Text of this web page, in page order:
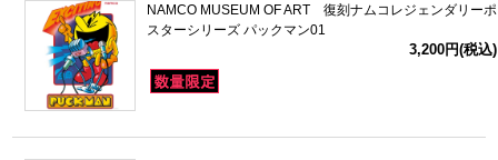
ラブライブ！シリーズ
ラブライブ！
NAMCO MUSEUM OF ART 復刻ナムコレジェンダリーポ
スターシリーズ パックマン01
3,200円(税込)